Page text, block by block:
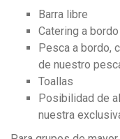
Barra libre
Catering a bordo
Pesca a bordo,
de nuestro
Toallas
Posibilidad de
nuestra